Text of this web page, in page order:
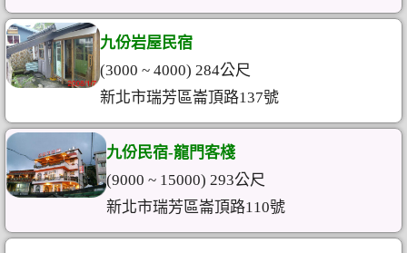
九份岩屋民宿
(3000 ~ 4000) 284公尺
新北市瑞芳區崙頂路137號
九份民宿-龍門客棧
(9000 ~ 15000) 293公尺
新北市瑞芳區崙頂路110號